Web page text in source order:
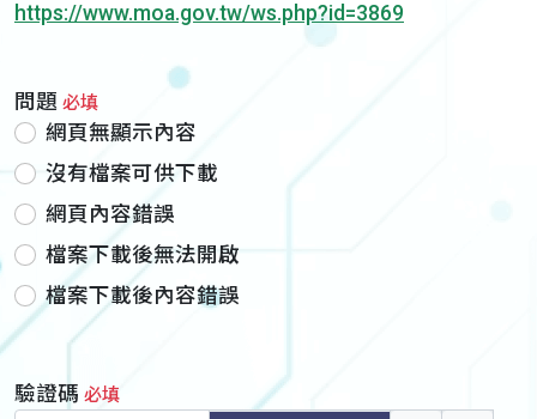
https://www.moa.gov.tw/ws.php?id=3869
問題 必填
網頁無顯示內容
沒有檔案可供下載
網頁內容錯誤
檔案下載後無法開啟
檔案下載後內容錯誤
驗證碼 必填